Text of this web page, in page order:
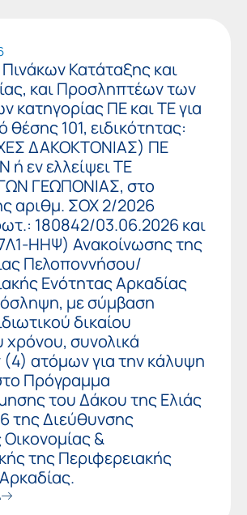
Κατάταξης και
και Προσληπτέων των
κατηγορίας ΠΕ και ΤΕ για
θέσης 101, ειδικότητας:
ΔΑΚΟΚΤΟΝΙΑΣ) ΠΕ
εν ελλείψει ΤΕ
ΓΕΩΠΟΝΙΑΣ, στο
αριθμ. ΣΟΧ 2/2026
180842/03.06.2026 και
ΗΗΨ) Ανακοίνωσης της
Πελοποννήσου/
Ενότητας Αρκαδίας
με σύμβαση
δικαίου
χρόνου, συνολικά
ατόμων για την κάλυψη
Πρόγραμμα
του Δάκου της Ελιάς
της Διεύθυνσης
&
της Περιφερειακής